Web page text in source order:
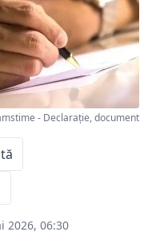
- Declarație, document
2026, 06:30